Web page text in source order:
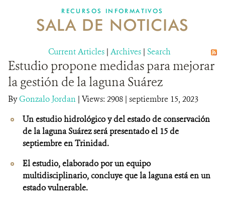
NOSOTROS
DONA
RECURSOS INFORMATIVOS
SALA DE NOTICIAS
Current Articles | Archives | Search
Estudio propone medidas para mejorar
la gestión de la laguna Suárez
ByGonzalo Jordan | Views: 2908 | septiembre 15, 2023
Un estudio hidrológico y del estado de conservación
de la laguna Suárez será presentado el 15 de
septiembre en Trinidad.
El estudio, elaborado por un equipo
multidisciplinario, concluye que la laguna está en un
estado vulnerable.